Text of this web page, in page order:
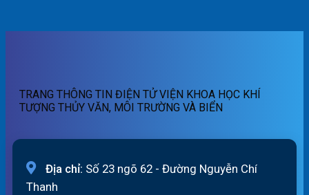
06/8/2026
01h
lũ
05/08/2026
cảnh
ngày
05/08/2026
TRANG THÔNG TIN ĐIỆN TỬ VIỆN KHOA HỌC KHÍ
TƯỢNG THỦY VĂN, MÔI TRƯỜNG VÀ BIỂN
Địa chỉ: Số 23 ngõ 62 - Đường Nguyễn Chí
Thanh